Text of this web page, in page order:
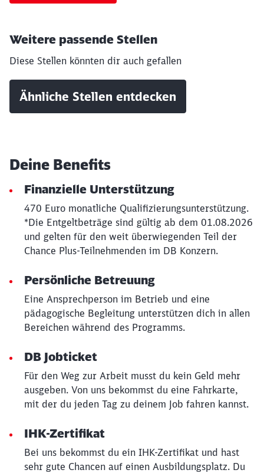
Weitere passende Stellen
Diese Stellen könnten dir auch gefallen
Ähnliche Stellen entdecken
Deine Benefits
Finanzielle Unterstützung
470 Euro monatliche Qualifizierungsunterstützung.
*Die Entgeltbeträge sind gültig ab dem 01.08.2026
und gelten für den weit überwiegenden Teil der
Chance Plus-Teilnehmenden im DB Konzern.
Persönliche Betreuung
Eine Ansprechperson im Betrieb und eine
pädagogische Begleitung unterstützen dich in allen
Bereichen während des Programms.
DB Jobticket
Für den Weg zur Arbeit musst du kein Geld mehr
ausgeben. Von uns bekommst du eine Fahrkarte,
mit der du jeden Tag zu deinem Job fahren kannst.
IHK-Zertifikat
Bei uns bekommst du ein IHK-Zertifikat und hast
sehr gute Chancen auf einen Ausbildungsplatz. Du
weitergeleitet